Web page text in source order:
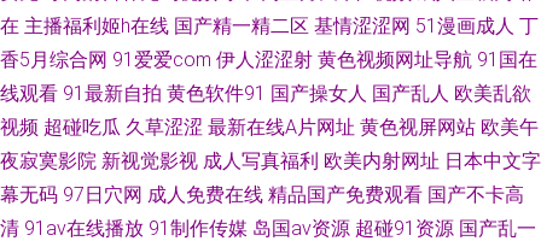
色下载软件 91狼友视频 91国内视频国内 91操碎 51黑料福利社 伊人网在线
婷婷 亚洲天堂三级片 先锋成人Av影院 婷婷她六月天 亚洲三级网络黄色片 先
锋影音中文字幕av 五月天婷婷四房间激情 天天干日日干 色悠悠中文视频 影
音先锋AV传媒资源 最新肏屄网 黑料AV网站在线观看 欧美精品久久www 美女
在 主播福利姬h在线 国产精一精二区 基情涩涩网 51漫画成人 丁
香5月综合网 91爱爱com 伊人涩涩射 黄色视频网址导航 91国在
线观看 91最新自拍 黄色软件91 国产操女人 国产乱人 欧美乱欲
视频 超碰吃瓜 久草涩涩 最新在线A片网址 黄色视屏网站 欧美午
夜寂寞影院 新视觉影视 成人写真福利 欧美内射网址 日本中文字
幕无码 97日穴网 成人免费在线 精品国产免费观看 国产不卡高
清 91av在线播放 91制作传媒 岛国av资源 超碰91资源 国产乱一